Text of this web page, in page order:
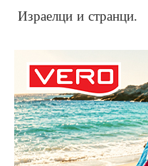
Израелци и странци.